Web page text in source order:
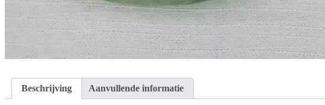
Beschrijving Aanvullende informatie